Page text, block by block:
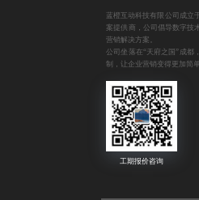
蓝橙互动科技有限公司成立
案提供商，公司倡导数字技
营销解决方案。
公司坐落在“天府之国”成都
制，让企业营销变得更加简单